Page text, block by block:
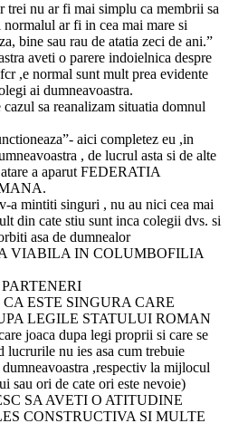
trei nu ar fi mai simplu ca membrii sa
ar fi in cea mai mare si
bine sau rau de atatia zeci de ani.”
aveti o parere indoielnica despre
,e normal sunt mult prea evidente
ai dumneavoastra.
cazul sa reanalizam situatia domnul
aici completez eu ,in
, de lucrul asta si de alte
a aparut FEDERATIA
mintiti singuri , nu au nici cea mai
din cate stiu sunt inca colegii dvs. si
asa de dumnealor
VIABILA IN COLUMBOFILIA
ESTE SINGURA CARE
LEGILE STATULUI ROMAN
joaca dupa legi proprii si care se
lucrurile nu ies asa cum trebuie
,respectiv la mijlocul
sau ori de cate ori este nevoie)
SA AVETI O ATITUDINE
CONSTRUCTIVA SI MULTE